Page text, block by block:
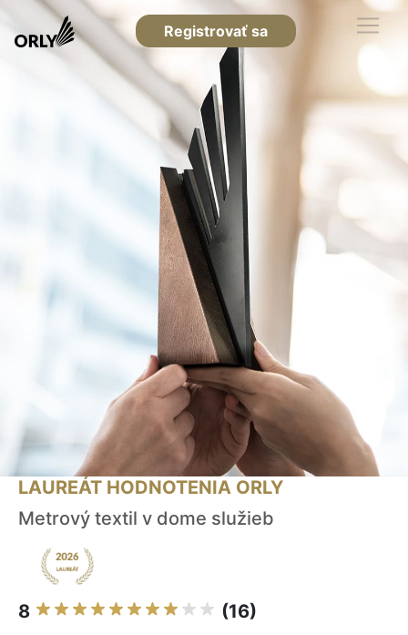
Registrovať sa
LAUREÁT HODNOTENIA ORLY
Metrový textil v dome služieb
8 (16)